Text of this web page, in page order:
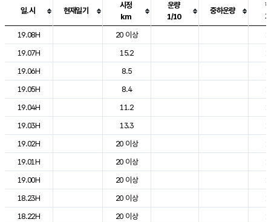
도시별 기상실황표로 지점, 날씨, 기온, 강수, 바람, 기압등을 안내한 표입
일.시 현재일기
시정
km
운량
1/10
중하운량
19.08H
20 이상
19.07H
15.2
19.06H
8.5
19.05H
8.4
19.04H
11.2
19.03H
13.3
19.02H
20 이상
19.01H
20 이상
19.00H
20 이상
18.23H
20 이상
18.22H
20 이상